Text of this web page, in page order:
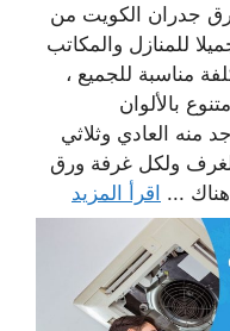
جدران الكويت من
للمنازل والمكاتب
مناسبة للجميع ،
بالألوان
منه العادي وثلاثي
ولكل غرفة ورق
... اقرأ المزيد